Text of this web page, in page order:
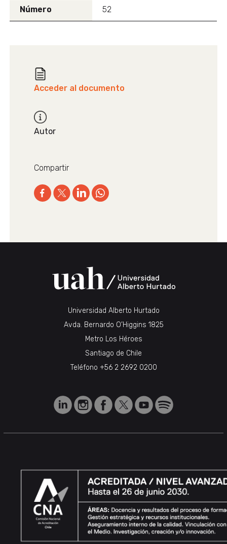
Número 52
Acceder al documento
Autor
Compartir
Universidad Alberto Hurtado
Avda. Bernardo O’Higgins 1825
Metro Los Héroes
Santiago de Chile
Teléfono +56 2 2692 0200